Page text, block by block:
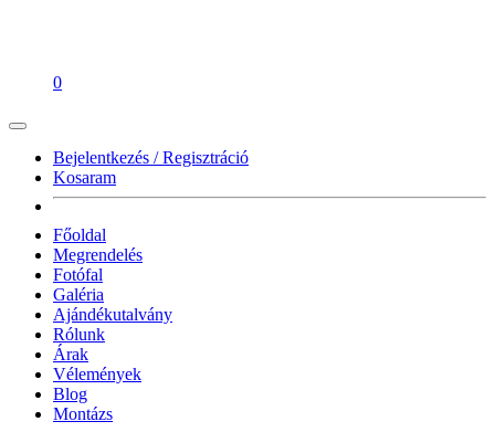
0
Bejelentkezés / Regisztráció
Kosaram
Főoldal
Megrendelés
Fotófal
Galéria
Ajándékutalvány
Rólunk
Árak
Vélemények
Blog
Montázs